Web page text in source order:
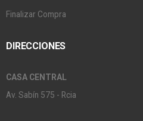
Finalizar Compra
DIRECCIONES
CASA CENTRAL
Av. Sabín 575 - Rcia